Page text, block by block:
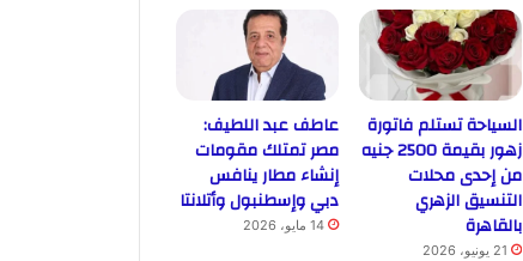
السياحة تستلم فاتورة
زهور بقيمة 2500 جنيه
من إحدى محلات
التنسيق الزهري
بالقاهرة
21 يونيو، 2026
عاطف عبد اللطيف:
مصر تمتلك مقومات
إنشاء مطار ينافس
دبي وإسطنبول وأتلانتا
14 مايو، 2026